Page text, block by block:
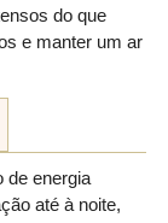
do que
e manter um ar
de energia
até à noite,